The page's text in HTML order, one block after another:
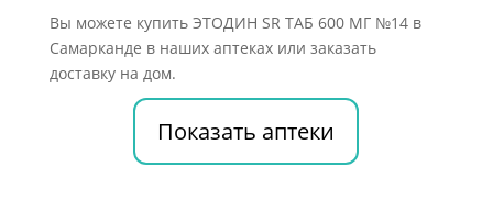
Вы можете купить ЭТОДИН SR ТАБ 600 МГ №14 в
Самарканде в наших аптеках или заказать
доставку на дом.
Показать аптеки